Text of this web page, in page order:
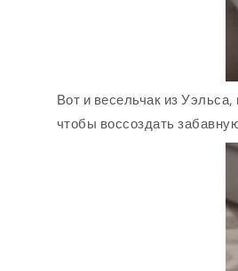
Вот и весельчак из
чтобы воссоздать